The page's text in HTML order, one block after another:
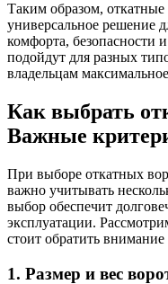
Таким образом, откатные
универсальное решение
комфорта, безопасности
подойдут для разных
владельцам
Как выбрать
Важные
При выборе откатных
важно учитывать
выбор обеспечит
эксплуатации.
стоит обратить
1. Размер и вес